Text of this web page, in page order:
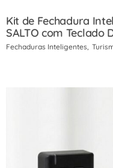
Kit de Fechadura
SALTO com Teclado
Fechaduras Inteligentes